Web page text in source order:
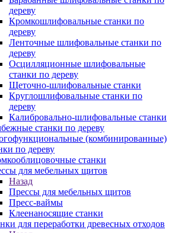
дереву
Кромкошлифовальные станки по
дереву
Ленточные шлифовальные станки по
дереву
Осцилляционные шлифовальные
станки по дереву
Щеточно-шлифовальные станки
Круглошлифовальные станки по
дереву
Калибровально-шлифовальные станки
станки по дереву
(комбинированные)
по дереву
станки
для мебельных щитов
Назад
Прессы для мебельных щитов
Пресс-ваймы
Клеенаносящие станки
для переработки древесных отходов